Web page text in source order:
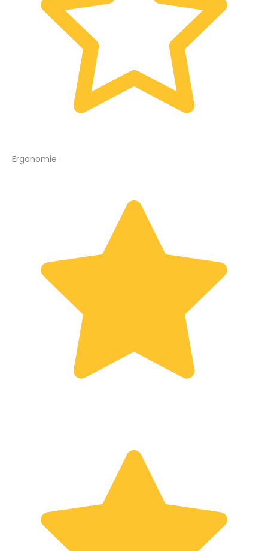
Ergonomie :